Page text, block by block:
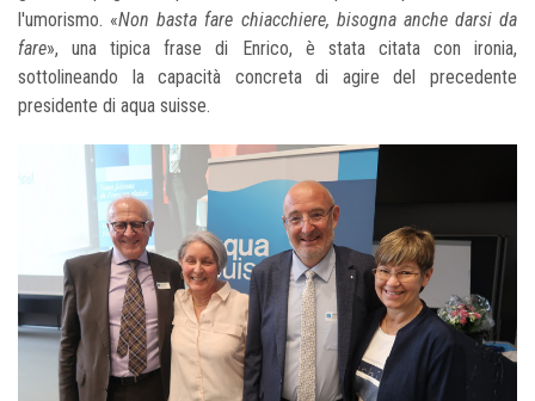
l'umorismo. «Non basta fare chiacchiere, bisogna anche darsi da
fare», una tipica frase di Enrico, è stata citata con ironia,
sottolineando la capacità concreta di agire del precedente
presidente di aqua suisse.